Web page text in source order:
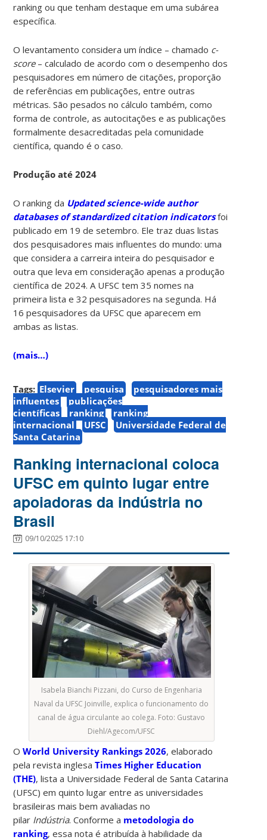
ranking ou que tenham destaque em uma subárea
específica.
O levantamento considera um índice – chamado c-
score– calculado de acordo com o desempenho dos
pesquisadores em número de citações, proporção
de referências em publicações, entre outras
métricas. São pesados no cálculo também, como
forma de controle, as autocitações e as publicações
formalmente desacreditadas pela comunidade
científica, quando é o caso.
Produção até 2024
O ranking da Updated science-wide author
databases of standardized citation indicatorsfoi
publicado em 19 de setembro. Ele traz duas listas
dos pesquisadores mais influentes do mundo: uma
que considera a carreira inteira do pesquisador e
outra que leva em consideração apenas a produção
científica de 2024. A UFSC tem 35 nomes na
primeira lista e 32 pesquisadores na segunda. Há
16 pesquisadores da UFSC que aparecem em
ambas as listas.
(mais…)
Tags: Elsevier pesquisa
pesquisadores mais
influentes
publicações
científicas
ranking
ranking
internacional
UFSC
Universidade Federal de
Santa Catarina
Ranking internacional coloca
UFSC em quinto lugar entre
apoiadoras da indústria no
Brasil
09/10/2025 17:10
Isabela Bianchi Pizzani, do Curso de Engenharia
Naval da UFSC Joinville, explica o funcionamento do
canal de água circulante ao colega. Foto: Gustavo
Diehl/Agecom/UFSC
OWorld University Rankings 2026, elaborado
pela revista inglesaTimes Higher Education
(THE), lista a Universidade Federal de Santa Catarina
(UFSC) em quinto lugar entre as universidades
brasileiras mais bem avaliadas no
pilar Indústria. Conforme a metodologia do
ranking, essa nota é atribuída à habilidade da